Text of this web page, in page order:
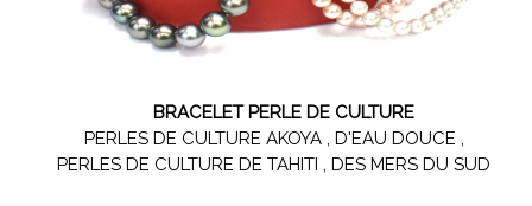
BRACELET PERLE DE CULTURE
PERLES DE CULTURE AKOYA , D'EAU DOUCE ,
PERLES DE CULTURE DE TAHITI , DES MERS DU SUD